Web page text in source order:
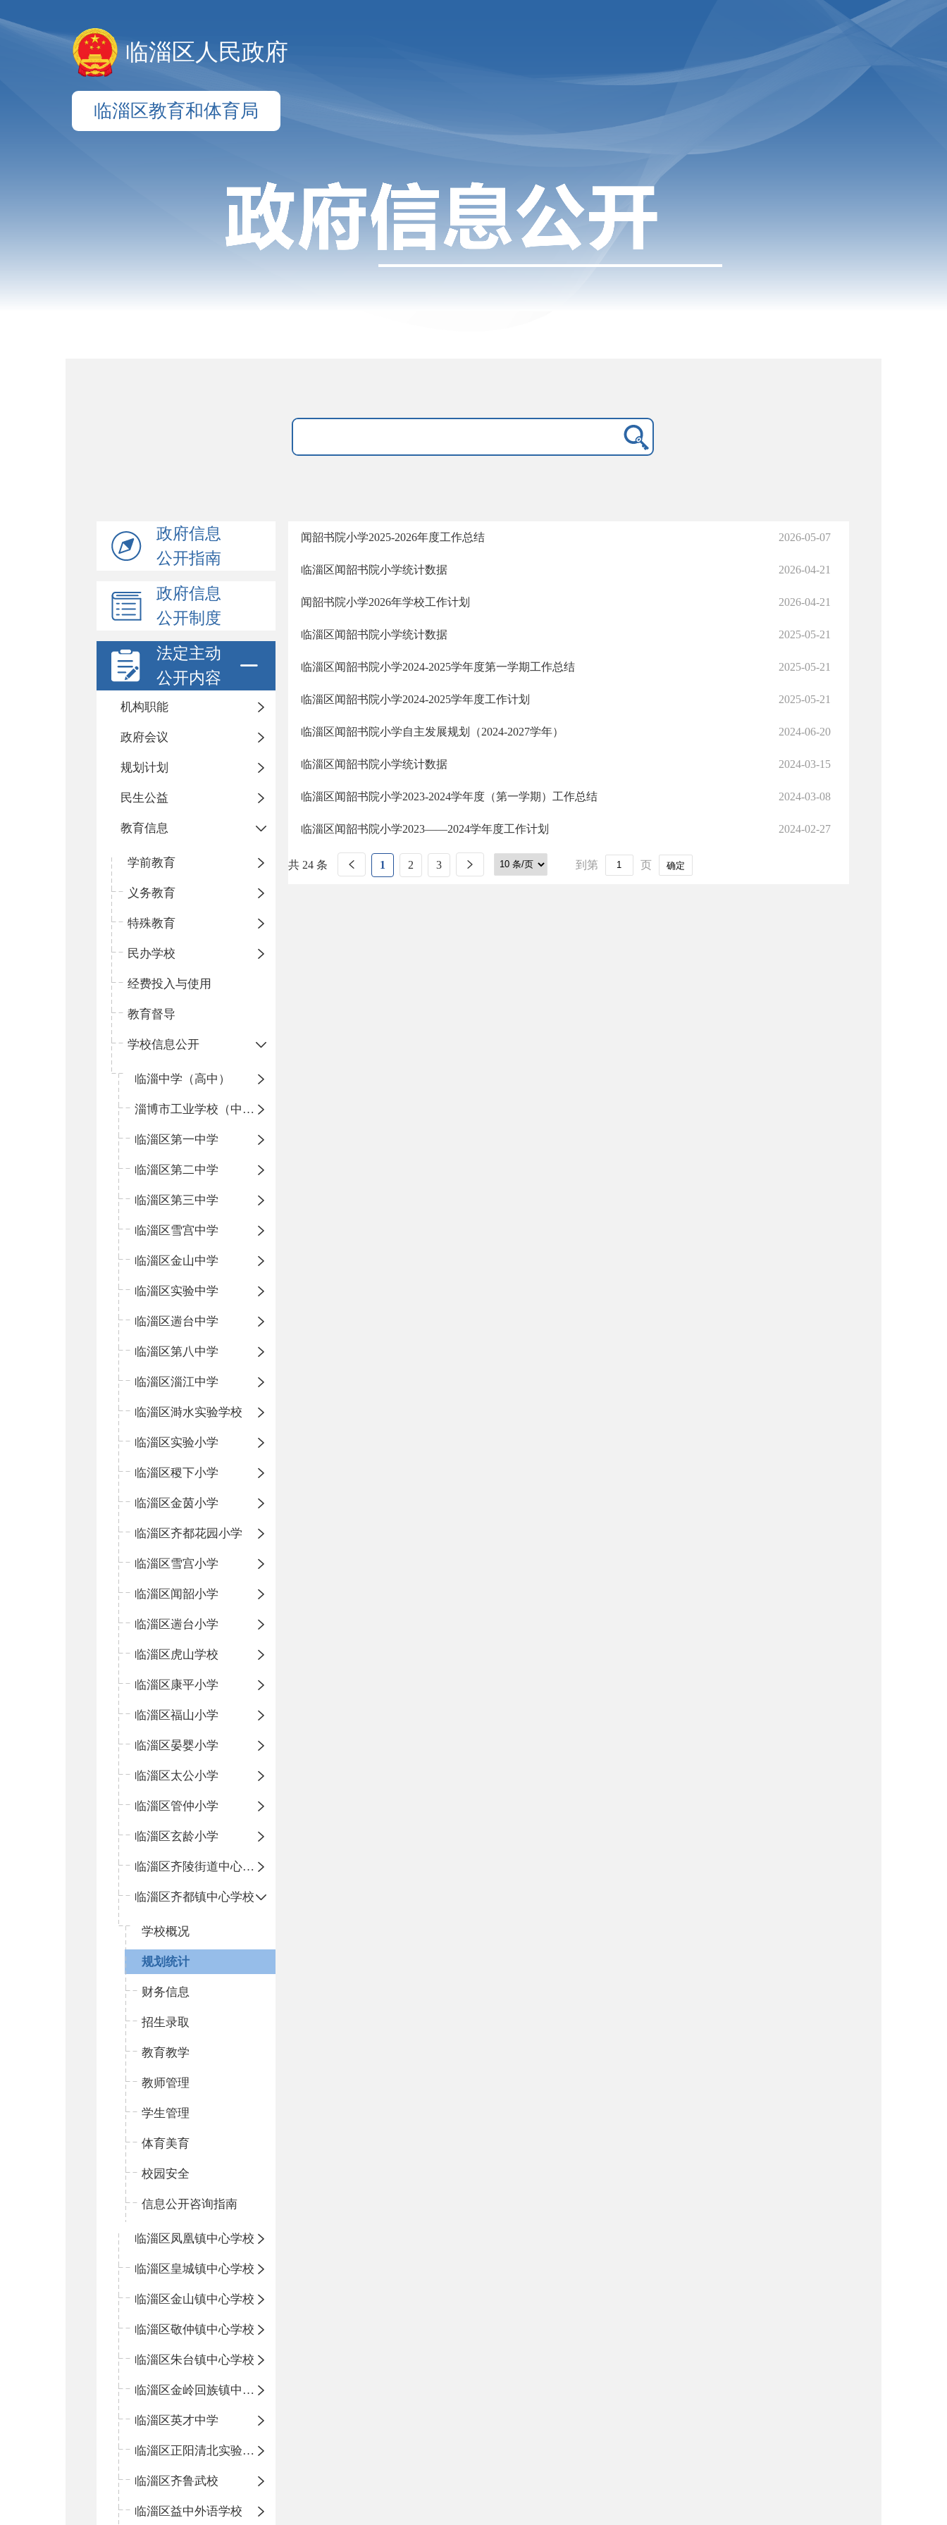
临淄区人民政府
临淄区教育和体育局
政府信息
公开指南
政府信息
公开制度
法定主动
公开内容
机构职能
政府会议
规划计划
民生公益
教育信息
学前教育
义务教育
特殊教育
民办学校
经费投入与使用
教育督导
学校信息公开
临淄中学（高中）
淄博市工业学校（中职学校）
临淄区第一中学
临淄区第二中学
临淄区第三中学
临淄区雪宫中学
临淄区金山中学
临淄区实验中学
临淄区遄台中学
临淄区第八中学
临淄区淄江中学
临淄区溡水实验学校
临淄区实验小学
临淄区稷下小学
临淄区金茵小学
临淄区齐都花园小学
临淄区雪宫小学
临淄区闻韶小学
临淄区遄台小学
临淄区虎山学校
临淄区康平小学
临淄区福山小学
临淄区晏婴小学
临淄区太公小学
临淄区管仲小学
临淄区玄龄小学
临淄区齐陵街道中心学校
临淄区齐都镇中心学校
学校概况
规划统计
财务信息
招生录取
教育教学
教师管理
学生管理
体育美育
校园安全
信息公开咨询指南
临淄区凤凰镇中心学校
临淄区皇城镇中心学校
临淄区金山镇中心学校
临淄区敬仲镇中心学校
临淄区朱台镇中心学校
临淄区金岭回族镇中心学校
临淄区英才中学
临淄区正阳清北实验学校
临淄区齐鲁武校
临淄区益中外语学校
闻韶书院小学2025-2026年度工作总结 2026-05-07
临淄区闻韶书院小学统计数据 2026-04-21
闻韶书院小学2026年学校工作计划 2026-04-21
临淄区闻韶书院小学统计数据 2025-05-21
临淄区闻韶书院小学2024-2025学年度第一学期工作总结 2025-05-21
临淄区闻韶书院小学2024-2025学年度工作计划 2025-05-21
临淄区闻韶书院小学自主发展规划（2024-2027学年） 2024-06-20
临淄区闻韶书院小学统计数据 2024-03-15
临淄区闻韶书院小学2023-2024学年度（第一学期）工作总结 2024-03-08
临淄区闻韶书院小学2023——2024学年度工作计划 2024-02-27
共 24 条 1 2 3 到第 页 确定